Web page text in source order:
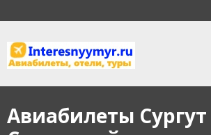
Авиабилеты